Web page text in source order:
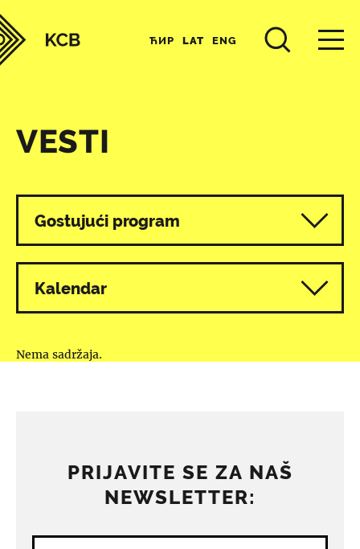
ЋИР LAT ENG
VESTI
Svi programi
Gostujući program
Kalendar
Nema sadržaja.
PRIJAVITE SE ZA NAŠ
NEWSLETTER: